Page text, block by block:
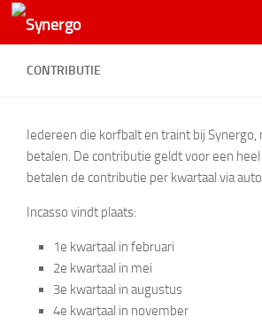
CONTRIBUTIE
Iedereen die korfbalt en traint bij
betalen. De contributie geldt voor een heel
betalen de contributie per kwartaal via
Incasso vindt plaats:
1e kwartaal in februari
2e kwartaal in mei
3e kwartaal in augustus
4e kwartaal in november